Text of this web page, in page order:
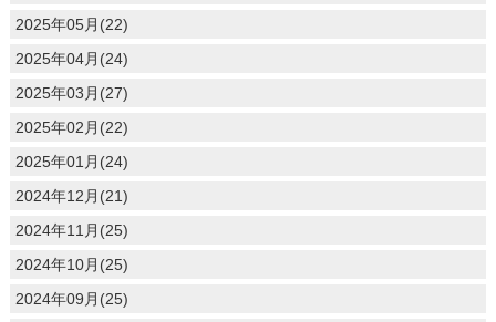
2025年05月(22)
2025年04月(24)
2025年03月(27)
2025年02月(22)
2025年01月(24)
2024年12月(21)
2024年11月(25)
2024年10月(25)
2024年09月(25)